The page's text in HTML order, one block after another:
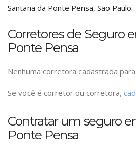
Santana da Ponte Pensa, São Paulo.
Corretores de Seguro
Ponte Pensa
Nenhuma corretora cadastrada
Se você é corretor ou corretora,
Contratar um seguro
Ponte Pensa